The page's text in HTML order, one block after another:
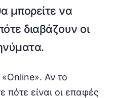
μπορείτε να
διαβάζουν οι
.
«Online». Αν το
πότε είναι οι επαφές